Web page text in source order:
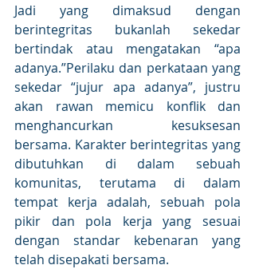
Jadi yang dimaksud dengan
berintegritas bukanlah sekedar
bertindak atau mengatakan “apa
adanya.”Perilaku dan perkataan yang
sekedar “jujur apa adanya”, justru
akan rawan memicu konflik dan
menghancurkan kesuksesan
bersama. Karakter berintegritas yang
dibutuhkan di dalam sebuah
komunitas, terutama di dalam
tempat kerja adalah, sebuah pola
pikir dan pola kerja yang sesuai
dengan standar kebenaran yang
telah disepakati bersama.